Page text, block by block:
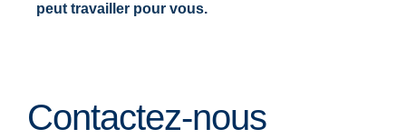
peut travailler pour vous.
Contactez-nous